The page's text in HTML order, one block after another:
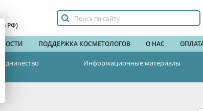
РФ)
ПОДДЕРЖКА КОСМЕТОЛОГОВ О НАС
Информационные материалы